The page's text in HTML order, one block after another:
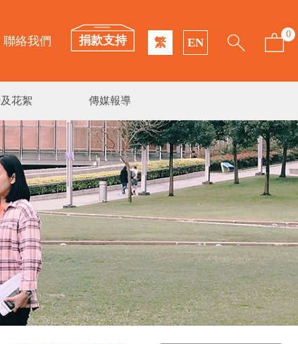
聯絡我們 捐款支持 繁 EN
0
花絮 傳媒報導